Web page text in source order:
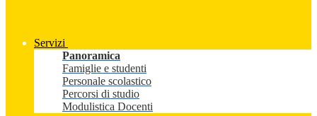
Servizi
Panoramica
Famiglie e studenti
Personale scolastico
Percorsi di studio
Modulistica Docenti